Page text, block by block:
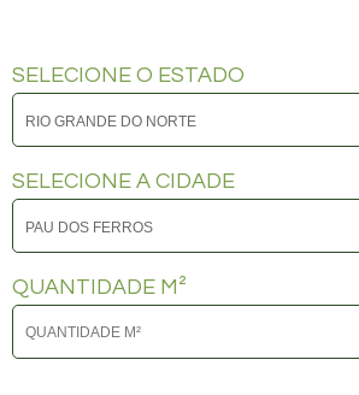
SELECIONE O ESTADO
SELECIONE A CIDADE
QUANTIDADE M²